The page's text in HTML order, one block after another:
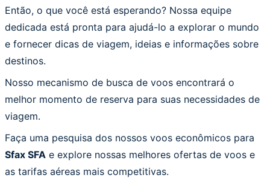
Então, o que você está esperando? Nossa equipe
dedicada está pronta para ajudá-lo a explorar o mundo
e fornecer dicas de viagem, ideias e informações sobre
destinos.
Nosso mecanismo de busca de voos encontrará o
melhor momento de reserva para suas necessidades de
viagem.
Faça uma pesquisa dos nossos voos econômicos para
Sfax SFA e explore nossas melhores ofertas de voos e
as tarifas aéreas mais competitivas.